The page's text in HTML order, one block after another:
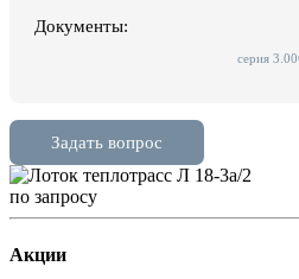
по запросу
Акции